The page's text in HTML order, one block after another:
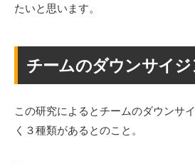
たいと思います。
チームのダウンサイ
この研究によるとチームのダウンサ
く３種類があるとのこと。